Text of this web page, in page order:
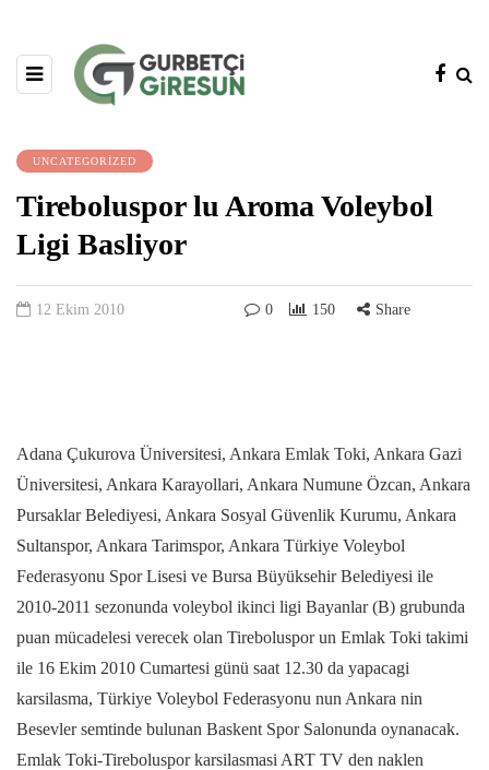
UNCATEGORIZED
Tireboluspor lu Aroma Voleybol
Ligi Basliyor
12 Ekim 2010 0 150 Share
Adana Çukurova Üniversitesi, Ankara Emlak Toki, Ankara Gazi
Üniversitesi, Ankara Karayollari, Ankara Numune Özcan, Ankara
Pursaklar Belediyesi, Ankara Sosyal Güvenlik Kurumu, Ankara
Sultanspor, Ankara Tarimspor, Ankara Türkiye Voleybol
Federasyonu Spor Lisesi ve Bursa Büyüksehir Belediyesi ile
2010-2011 sezonunda voleybol ikinci ligi Bayanlar (B) grubunda
puan mücadelesi verecek olan Tireboluspor un Emlak Toki takimi
ile 16 Ekim 2010 Cumartesi günü saat 12.30 da yapacagi
karsilasma, Türkiye Voleybol Federasyonu nun Ankara nin
Besevler semtinde bulunan Baskent Spor Salonunda oynanacak.
Emlak Toki-Tireboluspor karsilasmasi ART TV den naklen